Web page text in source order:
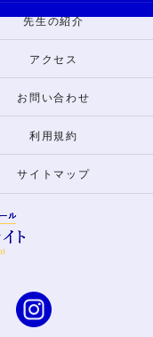
先生の紹介
アクセス
お問い合わせ
利用規約
サイトマップ